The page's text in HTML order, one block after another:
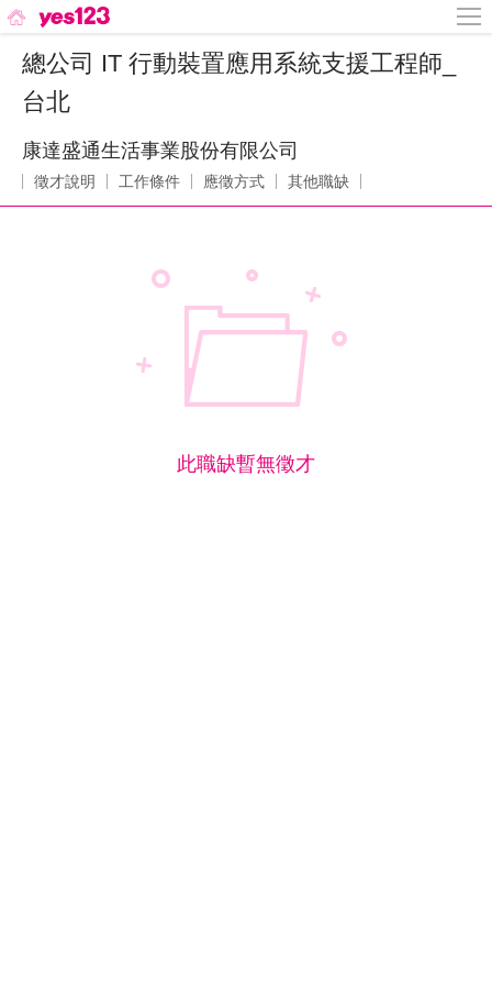
總公司 IT 行動裝置應用系統支援工程師_
台北
康達盛通生活事業股份有限公司
徵才說明 工作條件 應徵方式 其他職缺
此職缺暫無徵才